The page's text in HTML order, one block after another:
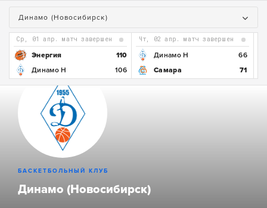
Динамо (Новосибирск)
ср, 01 апр. матч завершен
Энергия
110
Динамо Н
106
чт, 02 апр. матч завершен
Динамо Н
66
Самара
71
БАСКЕТБОЛЬНЫЙ КЛУБ
Динамо (Новосибирск)